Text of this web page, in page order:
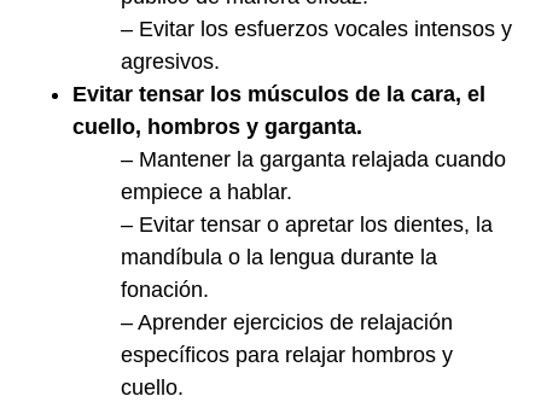
– Evitar los esfuerzos vocales intensos y
agresivos.
Evitar tensar los músculos de la cara, el
cuello, hombros y garganta.
– Mantener la garganta relajada cuando
empiece a hablar.
– Evitar tensar o apretar los dientes, la
mandíbula o la lengua durante la
fonación.
– Aprender ejercicios de relajación
específicos para relajar hombros y
cuello.